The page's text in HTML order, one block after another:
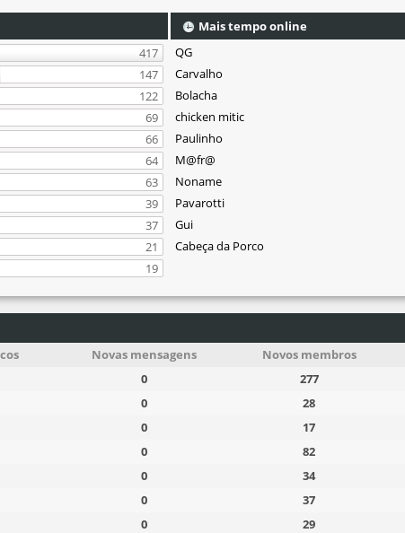
417
147
122
69
66
64
63
39
37
21
19
Mais tempo online
QG
Carvalho
Bolacha
chicken mitic
Paulinho
M@fr@
Noname
Pavarotti
Gui
Cabeça da Porco
Novas mensagens Novos membros
0 277
0 28
0 17
0 82
0 34
0 37
0 29